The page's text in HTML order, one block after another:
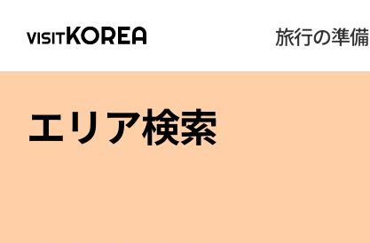
旅行の準備
エリア検索